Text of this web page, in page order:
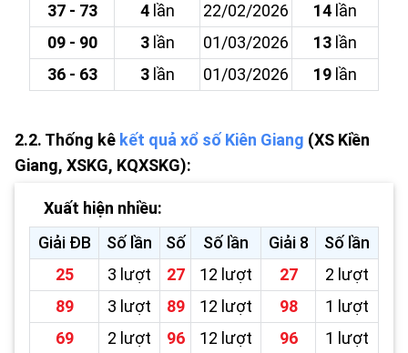
37 - 73
4lần 22/02/2026 14 lần
09 - 90
3lần 01/03/2026 13 lần
36 - 63
3lần 01/03/2026 19 lần
2.2. Thống kê kết quả xổ số Kiên Giang (XS Kiền
Giang, XSKG, KQXSKG):
Xuất hiện nhiều:
Giải ĐB
Số lần Số Số lần Giải 8
Số lần
25
3 lượt 27 12 lượt 27
2 lượt
89
3 lượt 89 12 lượt 98
1 lượt
69
2 lượt 96 12 lượt 96
1 lượt